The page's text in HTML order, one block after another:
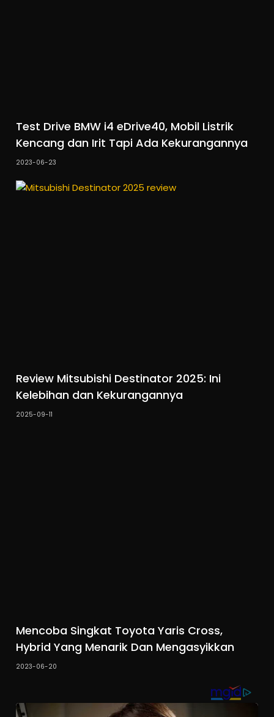
Test Drive BMW i4 eDrive40, Mobil Listrik
Kencang dan Irit Tapi Ada Kekurangannya
2023-06-23
Review Mitsubishi Destinator 2025: Ini
Kelebihan dan Kekurangannya
2025-09-11
Mencoba Singkat Toyota Yaris Cross,
Hybrid Yang Menarik Dan Mengasyikkan
2023-06-20